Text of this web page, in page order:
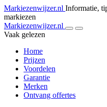
Markiezenwijzer.nl Informatie,
markiezen
Markiezenwijzer.nl
Vaak gelezen
Home
Prijzen
Voordelen
Garantie
Merken
Ontvang offertes